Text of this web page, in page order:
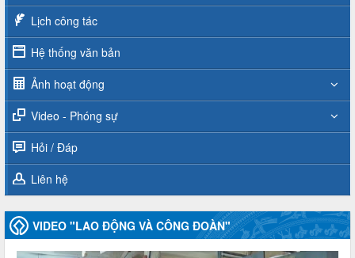
Lịch công tác
Hệ thống văn bản
Ảnh hoạt động
Video - Phóng sự
Hỏi / Đáp
Liên hệ
VIDEO "LAO ĐỘNG VÀ CÔNG ĐOÀN"